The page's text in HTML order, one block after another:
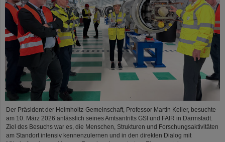
Der Präsident der Helmholtz-Gemeinschaft, Professor Martin Keller, besuchte
am 10. März 2026 anlässlich seines Amtsantritts GSI und FAIR in Darmstadt.
Ziel des Besuchs war es, die Menschen, Strukturen und Forschungsaktivitäten
am Standort intensiv kennenzulernen und in den direkten Dialog mit